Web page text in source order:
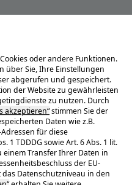
oder andere Funktionen.
über Sie, Ihre Einstellungen
abgerufen und gespeichert.
der Website zu gewährleisten
zu nutzen. Durch
akzeptieren“stimmen Sie der
Daten wie z.B.
für diese
1 TDDDG sowie Art. 6 Abs. 1 lit.
einem Transfer Ihrer Daten in
der EU-
Datenschutzniveau in den